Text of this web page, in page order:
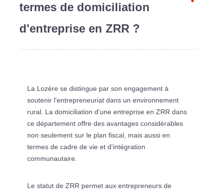
termes de domiciliation
d'entreprise en ZRR ?
La Lozère se distingue par son engagement à
soutenir l'entrepreneuriat dans un environnement
rural. La domiciliation d'une entreprise en ZRR dans
ce département offre des avantages considérables
non seulement sur le plan fiscal, mais aussi en
termes de cadre de vie et d'intégration
communautaire.
Le statut de ZRR permet aux entrepreneurs de